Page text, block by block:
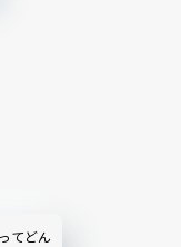
てどん